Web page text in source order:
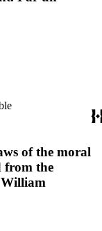
of the moral
from the